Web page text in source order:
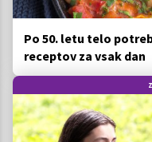
Po 50. letu telo
receptov za vsak dan